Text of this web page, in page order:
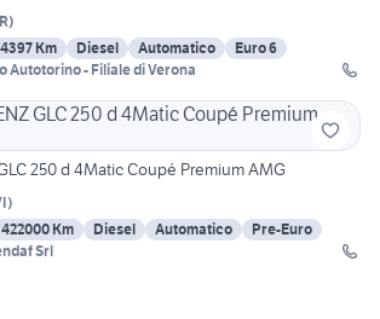
)
4397 Km Diesel Automatico
Euro 6
Autotorino - Filiale di Verona
250 d 4Matic Coupé Premium AMG
)
422000 Km Diesel Automatico
Pre-Euro
Srl